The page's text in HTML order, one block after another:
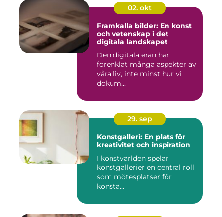
02. okt
Framkalla bilder: En konst
och vetenskap i det
digitala landskapet
Den digitala eran har
förenklat många aspekter av
våra liv, inte minst hur vi
dokum...
29. sep
Konstgalleri: En plats för
kreativitet och inspiration
I konstvärlden spelar
konstgallerier en central roll
som mötesplatser för
konstä...